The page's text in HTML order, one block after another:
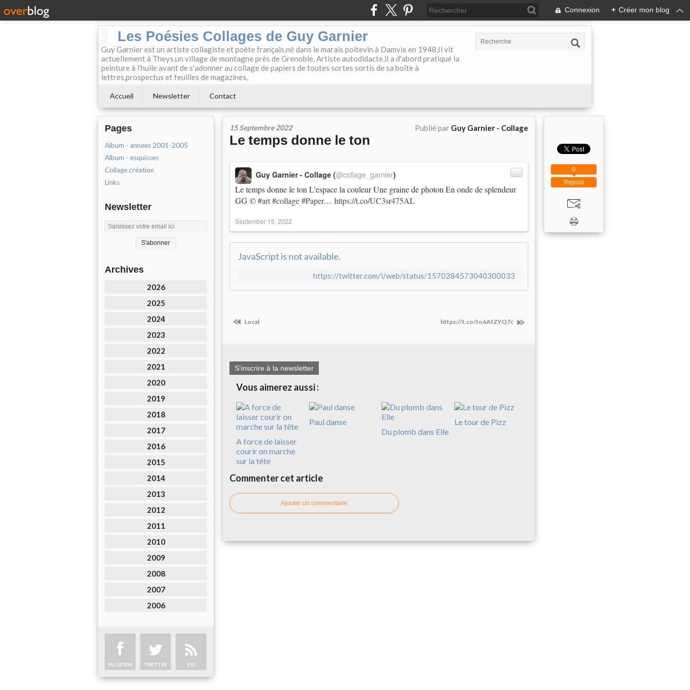
Connexion + Créer mon blog
Les Poésies Collages de Guy Garnier
Guy Garnier est un artiste collagiste et poète français,né dans le marais poitevin à Damvix en 1948,Il vit
actuellement à Theys,un village de montagne près de Grenoble, Artiste autodidacte,il a d'abord pratiqué la
peinture à l'huile avant de s'adonner au collage de papiers de toutes sortes sortis de sa boîte à
lettres,prospectus et feuilles de magazines,
Accueil Newsletter Contact
Pages
Album - annees 2001-2005
Album - esquisses
Collage création
Links
Newsletter
Archives
2026
2025
2024
2023
2022
2021
2020
2019
2018
2017
2016
2015
2014
2013
2012
2011
2010
2009
2008
2007
2006
FACEBOOK TWITTER RSS
15 Septembre 2022 Publié par Guy Garnier - Collage
Le temps donne le ton
Le temps donne le ton L'espace la couleur Une graine de photon En onde de splendeur
GG ©#art#collage#Paper… https://t.co/UC3sr475AL
Guy Garnier - Collage (@collage_garnier)
September 15, 2022
JavaScript is not available.
https://twitter.com/i/web/status/1570284573040300033
Local https://t.co/to6AfZYQ7c
S'inscrire à la newsletter
Vous aimerez aussi :
A force de laisser
courir on marche
sur la tête
Paul danse
Du plomb dans Elle
Le tour de Pizz
Commenter cet article
Ajouter un commentaire
Repost
0